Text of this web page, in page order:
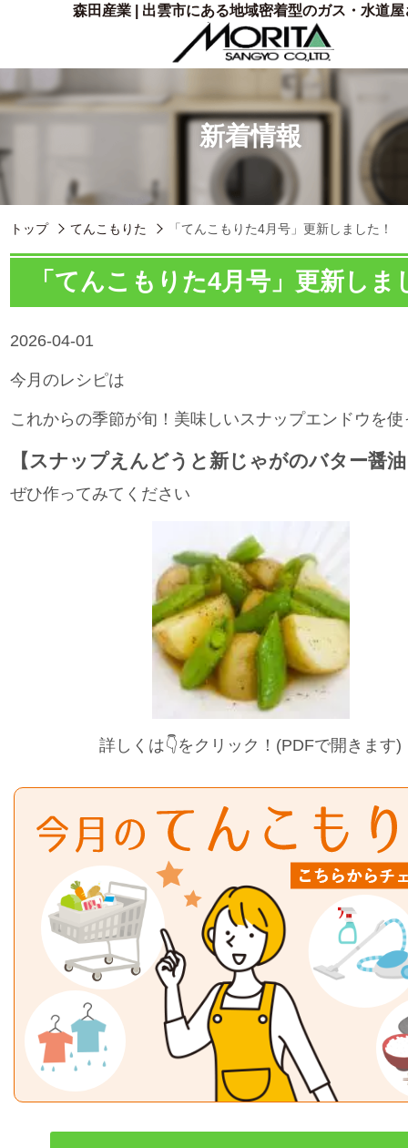
森田産業 | 出雲市にある地域密着型のガス・水道屋
新着情報
トップ てんこもりた 「てんこもりた4月号」更新しました！
「てんこもりた4月号」更新しま
2026-04-01
今月のレシピは
これからの季節が旬！美味しいスナップエンドウを使
【スナップえんどうと新じゃがのバター醤
ぜひ作ってみてください
詳しくは👇をクリック！(PDFで開きます)